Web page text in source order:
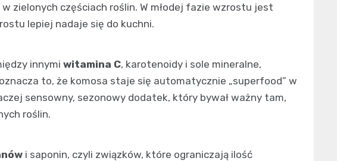
zielonych częściach roślin. W młodej fazie wzrostu jest
lepiej nadaje się do kuchni.
innymi witamina C, karotenoidy i sole mineralne,
to, że komosa staje się automatycznie „superfood” w
sensowny, sezonowy dodatek, który bywał ważny tam,
roślin.
i saponin, czyli związków, które ograniczają ilość